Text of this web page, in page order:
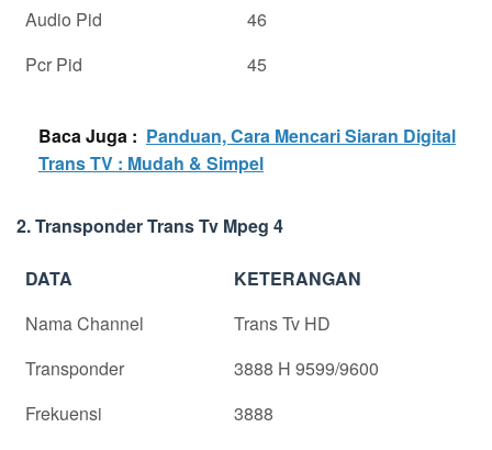
Audio Pid
46
Pcr Pid
45
Baca Juga : Panduan, Cara Mencari Siaran Digital
Trans TV : Mudah & Simpel
2. Transponder Trans Tv Mpeg 4
DATA
KETERANGAN
Nama Channel
Trans Tv HD
Transponder
3888 H 9599/9600
Frekuensi
3888